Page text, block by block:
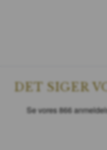
DET SIGER